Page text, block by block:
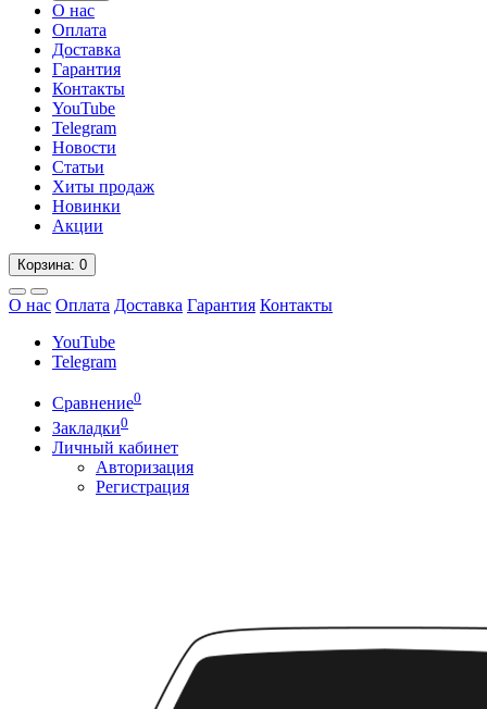
О нас
Оплата
Доставка
Гарантия
Контакты
YouTube
Telegram
Новости
Статьи
Хиты продаж
Новинки
Акции
Корзина: 0
О нас Оплата Доставка Гарантия Контакты
YouTube
Telegram
Сравнение0
Закладки0
Личный кабинет
Авторизация
Регистрация